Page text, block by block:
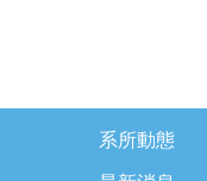
系所動態